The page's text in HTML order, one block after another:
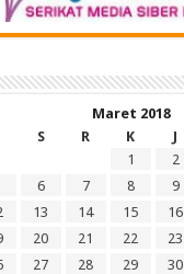
Maret 2018
S R K J
1
2
6 7 8 9
13 14 15 16
20 21 22 23
27 28 29 30